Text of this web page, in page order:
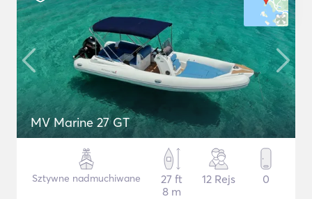
MV Marine 27 GT
Sztywne nadmuchiwane
27 ft
8 m
12 Rejs 0